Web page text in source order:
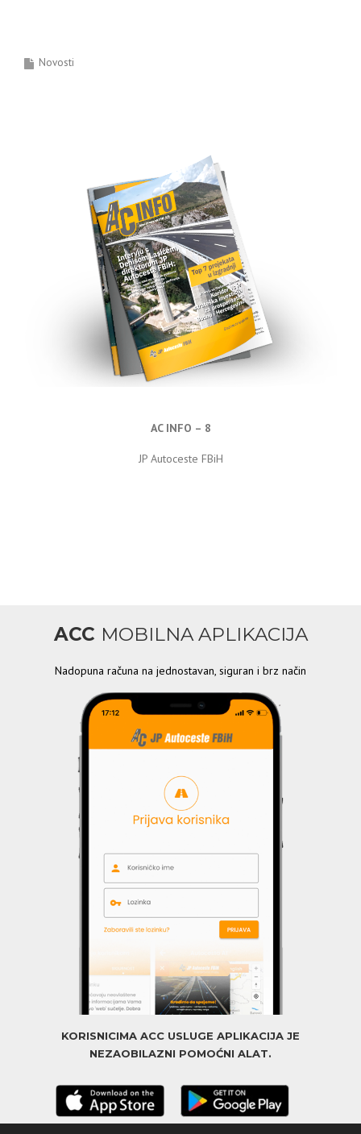
Novosti
AC INFO – 8
JP Autoceste FBiH
ACC MOBILNA APLIKACIJA
Nadopuna računa na jednostavan, siguran i brz način
KORISNICIMA ACC USLUGE APLIKACIJA JE
NEZAOBILAZNI POMOĆNI ALAT.